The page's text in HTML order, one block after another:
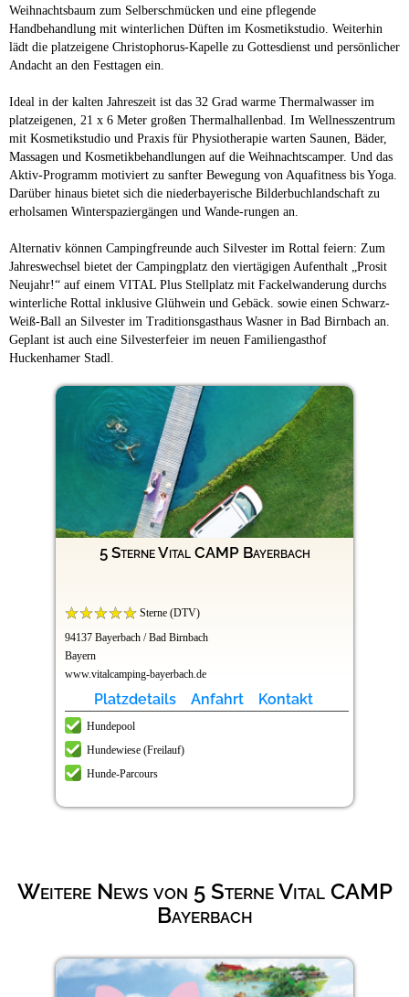
Weihnachtsbaum zum Selberschmücken und eine pflegende
Handbehandlung mit winterlichen Düften im Kosmetikstudio. Weiterhin
lädt die platzeigene Christophorus-Kapelle zu Gottesdienst und persönlicher
Andacht an den Festtagen ein.
Ideal in der kalten Jahreszeit ist das 32 Grad warme Thermalwasser im
platzeigenen, 21 x 6 Meter großen Thermalhallenbad. Im Wellnesszentrum
mit Kosmetikstudio und Praxis für Physiotherapie warten Saunen, Bäder,
Massagen und Kosmetikbehandlungen auf die Weihnachtscamper. Und das
Aktiv-Programm motiviert zu sanfter Bewegung von Aquafitness bis Yoga.
Darüber hinaus bietet sich die niederbayerische Bilderbuchlandschaft zu
erholsamen Winterspaziergängen und Wande-rungen an.
Alternativ können Campingfreunde auch Silvester im Rottal feiern: Zum
Jahreswechsel bietet der Campingplatz den viertägigen Aufenthalt „Prosit
Neujahr!“ auf einem VITAL Plus Stellplatz mit Fackelwanderung durchs
winterliche Rottal inklusive Glühwein und Gebäck. sowie einen Schwarz-
Weiß-Ball an Silvester im Traditionsgasthaus Wasner in Bad Birnbach an.
Geplant ist auch eine Silvesterfeier im neuen Familiengasthof
Huckenhamer Stadl.
5 Sterne Vital CAMP Bayerbach
Sterne (DTV)
94137 Bayerbach / Bad Birnbach
Bayern
www.vitalcamping-bayerbach.de
Platzdetails Anfahrt Kontakt
Hundepool
Hundewiese (Freilauf)
Hunde-Parcours
Weitere News von 5 Sterne Vital CAMP
Bayerbach